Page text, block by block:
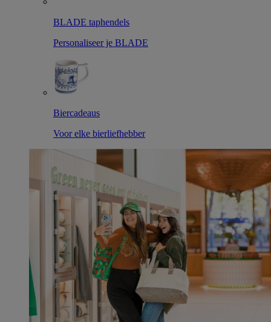
BLADE taphendels
Personaliseer je BLADE
Biercadeaus
Voor elke bierliefhebber